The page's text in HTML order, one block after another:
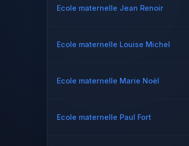
Ecole maternelle Jean Renoir
Ecole maternelle Louise Michel
Ecole maternelle Marie Noël
Ecole maternelle Paul Fort